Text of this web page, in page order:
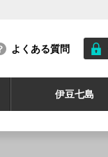
よくある質問
伊豆七島